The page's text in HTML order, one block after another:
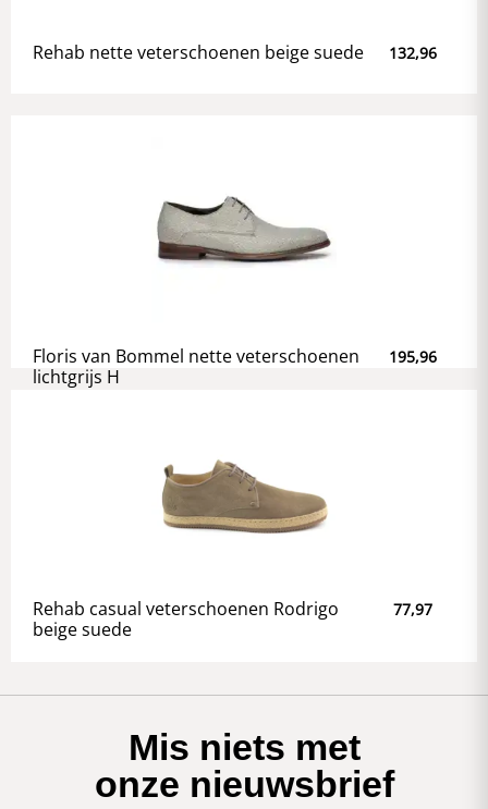
Rehab nette veterschoenen beige suede 132,96
Floris van Bommel nette veterschoenen
lichtgrijs H
195,96
Rehab casual veterschoenen Rodrigo
beige suede
77,97
Mis niets met
onze nieuwsbrief